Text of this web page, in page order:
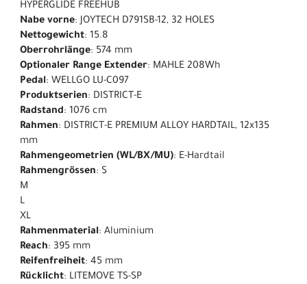
HYPERGLIDE FREEHUB
Nabe vorne: JOYTECH D791SB-12, 32 HOLES
Nettogewicht: 15.8
Oberrohrlänge: 574 mm
Optionaler Range Extender: MAHLE 208Wh
Pedal: WELLGO LU-C097
Produktserien: DISTRICT-E
Radstand: 1076 cm
Rahmen: DISTRICT-E PREMIUM ALLOY HARDTAIL, 12x135
mm
Rahmengeometrien (WL/BX/MU): E-Hardtail
Rahmengrössen: S
M
L
XL
Rahmenmaterial: Aluminium
Reach: 395 mm
Reifenfreiheit: 45 mm
Rücklicht: LITEMOVE TS-SP